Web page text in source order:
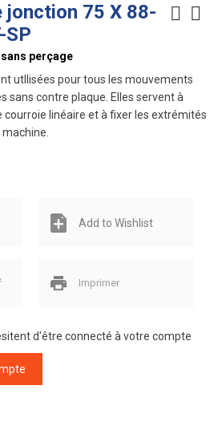
jonction 75 X 88-
SP
perçage
utIlisées pour tous les mouvements
sans contre plaque. Elles servent à
courroie linéaire et à fixer les extrémités
Add to Wishlist
Imprimer
d'être connecté à votre compte